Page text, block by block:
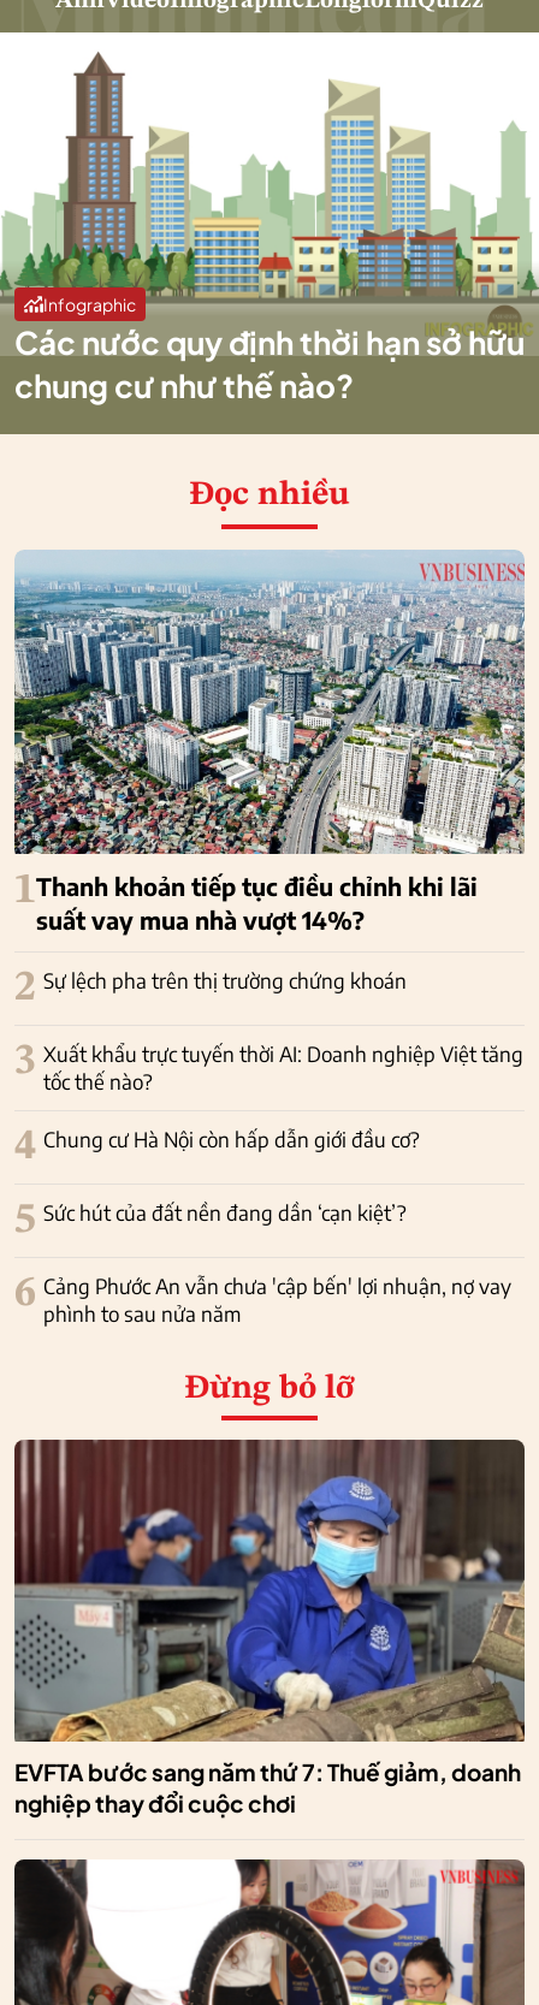
Infographic
Các nước quy định thời hạn sở hữu
chung cư như thế nào?
Đọc nhiều
1Thanh khoản tiếp tục điều chỉnh khi lãi
suất vay mua nhà vượt 14%?
2 Sự lệch pha trên thị trường chứng khoán
3 Xuất khẩu trực tuyến thời AI: Doanh nghiệp Việt tăng
tốc thế nào?
4 Chung cư Hà Nội còn hấp dẫn giới đầu cơ?
5 Sức hút của đất nền đang dần ‘cạn kiệt’?
6 Cảng Phước An vẫn chưa 'cập bến' lợi nhuận, nợ vay
phình to sau nửa năm
Đừng bỏ lỡ
EVFTA bước sang năm thứ 7: Thuế giảm, doanh
nghiệp thay đổi cuộc chơi